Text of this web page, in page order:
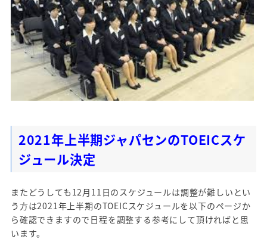
2021年上半期ジャパセンのTOEICスケ
ジュール決定
またどうしても12月11日のスケジュールは調整が難しいとい
う方は2021年上半期のTOEICスケジュールを以下のページか
ら確認できますので日程を調整する参考にして頂ければと思
います。